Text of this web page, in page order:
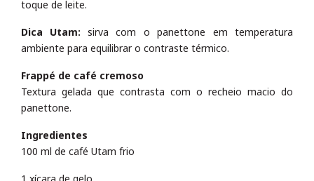
toque de leite.
Dica Utam: sirva com o panettone em temperatura
ambiente para equilibrar o contraste térmico.
Frappé de café cremoso
Textura gelada que contrasta com o recheio macio do
panettone.
Ingredientes
100 ml de café Utam frio